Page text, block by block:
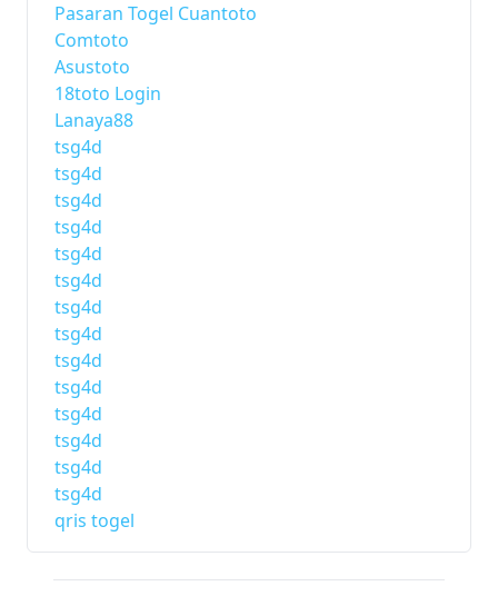
Pasaran Togel Cuantoto
Comtoto
Asustoto
18toto Login
Lanaya88
tsg4d
tsg4d
tsg4d
tsg4d
tsg4d
tsg4d
tsg4d
tsg4d
tsg4d
tsg4d
tsg4d
tsg4d
tsg4d
tsg4d
qris togel